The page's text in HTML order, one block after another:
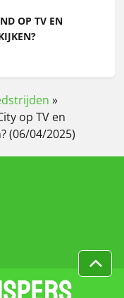
OP TV EN
»
op TV en
(06/04/2025)